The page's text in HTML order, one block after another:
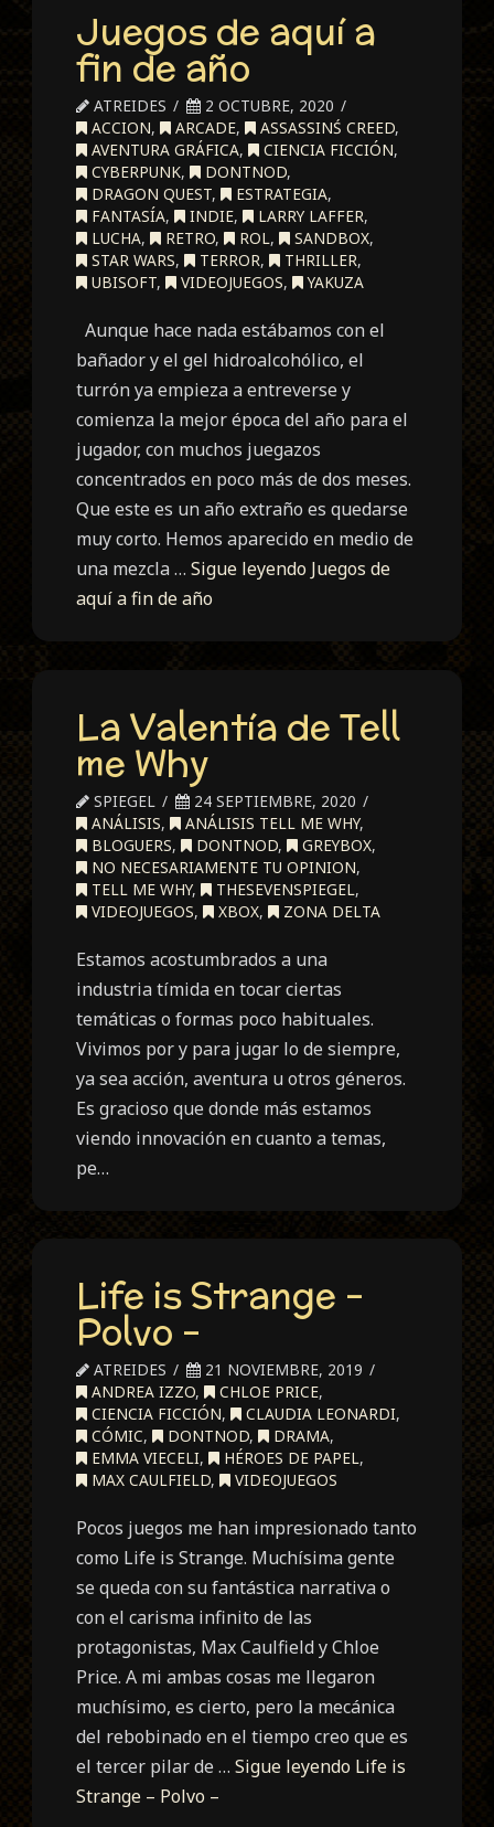
Juegos de aquí a
fin de año
ATREIDES
2 OCTUBRE, 2020
ACCION, ARCADE, ASSASSINŚ CREED,
AVENTURA GRÁFICA, CIENCIA FICCIÓN,
CYBERPUNK, DONTNOD,
DRAGON QUEST, ESTRATEGIA,
FANTASÍA, INDIE, LARRY LAFFER,
LUCHA, RETRO, ROL, SANDBOX,
STAR WARS, TERROR, THRILLER,
UBISOFT, VIDEOJUEGOS, YAKUZA
Aunque hace nada estábamos con el
bañador y el gel hidroalcohólico, el
turrón ya empieza a entreverse y
comienza la mejor época del año para el
jugador, con muchos juegazos
concentrados en poco más de dos meses.
Que este es un año extraño es quedarse
muy corto. Hemos aparecido en medio de
una mezcla …Sigue leyendo Juegos de
aquí a fin de año
La Valentía de Tell
me Why
SPIEGEL
24 SEPTIEMBRE, 2020
ANÁLISIS, ANÁLISIS TELL ME WHY,
BLOGUERS, DONTNOD, GREYBOX,
NO NECESARIAMENTE TU OPINION,
TELL ME WHY, THESEVENSPIEGEL,
VIDEOJUEGOS, XBOX, ZONA DELTA
Estamos acostumbrados a una
industria tímida en tocar ciertas
temáticas o formas poco habituales.
Vivimos por y para jugar lo de siempre,
ya sea acción, aventura u otros géneros.
Es gracioso que donde más estamos
viendo innovación en cuanto a temas,
pe…
Life is Strange –
Polvo –
ATREIDES
21 NOVIEMBRE, 2019
ANDREA IZZO, CHLOE PRICE,
CIENCIA FICCIÓN, CLAUDIA LEONARDI,
CÓMIC, DONTNOD, DRAMA,
EMMA VIECELI, HÉROES DE PAPEL,
MAX CAULFIELD, VIDEOJUEGOS
Pocos juegos me han impresionado tanto
como Life is Strange. Muchísima gente
se queda con su fantástica narrativa o
con el carisma infinito de las
protagonistas, Max Caulfield y Chloe
Price. A mi ambas cosas me llegaron
muchísimo, es cierto, pero la mecánica
del rebobinado en el tiempo creo que es
el tercer pilar de …Sigue leyendo Life is
Strange – Polvo –